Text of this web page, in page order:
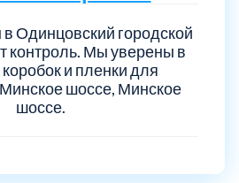
Одинцовский городской
контроль. Мы уверены в
и пленки для
шоссе, Минское
шоссе.